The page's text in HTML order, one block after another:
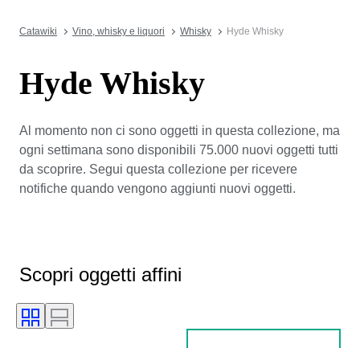
Catawiki Vino, whisky e liquori Whisky Hyde Whisky
Hyde Whisky
Al momento non ci sono oggetti in questa collezione, ma
ogni settimana sono disponibili 75.000 nuovi oggetti tutti
da scoprire. Segui questa collezione per ricevere
notifiche quando vengono aggiunti nuovi oggetti.
Scopri oggetti affini